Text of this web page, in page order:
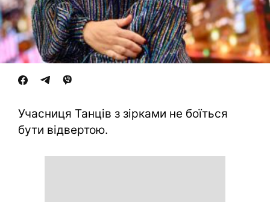
Учасниця Танців з зірками не боїться
бути відвертою.